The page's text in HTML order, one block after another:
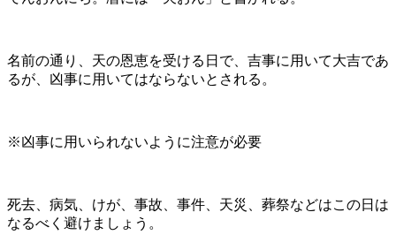
名前の通り、天の恩恵を受ける日で、吉事に用いて大吉であ
るが、凶事に用いてはならないとされる。
※凶事に用いられないように注意が必要
死去、病気、けが、事故、事件、天災、葬祭などはこの日は
なるべく避けましょう。